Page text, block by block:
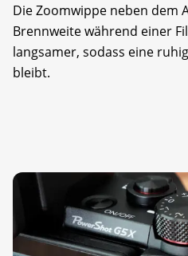
Die Zoomwippe neben dem
Brennweite während einer
langsamer, sodass eine
bleibt.